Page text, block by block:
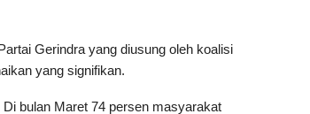
Gerindra yang diusung oleh koalisi
yang signifikan.
bulan Maret 74 persen masyarakat